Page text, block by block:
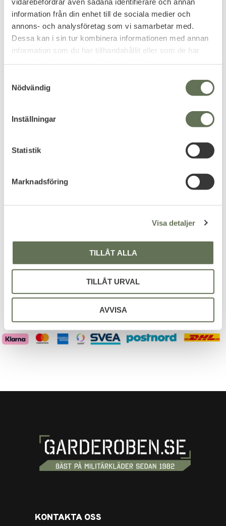
information från din enhet till de sociala medier och
annons- och analysföretag som vi samarbetar med.
Dessa kan i sin tur kombinera informationen med annan
information som du har tillhandahållit eller som de har
Nödvändig
Inställningar
Statistik
Marknadsföring
Visa detaljer
TILLÅT ALLA
TILLÅT URVAL
AVVISA
Omdömen
Du
PRENUMERERA & TA DEL AV VÅRA
Dina personuppgifter behandlas i enlighet med vår
integritetspolicy.
KONTAKTA OSS